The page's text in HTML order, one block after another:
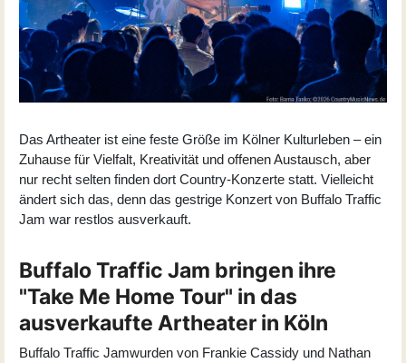
Das Artheater ist eine feste Größe im Kölner Kulturleben – ein
Zuhause für Vielfalt, Kreativität und offenen Austausch, aber
nur recht selten finden dort Country-Konzerte statt. Vielleicht
ändert sich das, denn das gestrige Konzert von Buffalo Traffic
Jam war restlos ausverkauft.
Buffalo Traffic Jam bringen ihre
"Take Me Home Tour" in das
ausverkaufte Artheater in Köln
Buffalo Traffic Jamwurden von Frankie Cassidy und Nathan